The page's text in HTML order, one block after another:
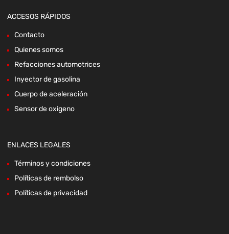
ACCESOS RÁPIDOS
Contacto
Quienes somos
Refacciones automotrices
Inyector de gasolina
Cuerpo de aceleración
Sensor de oxigeno
ENLACES LEGALES
Términos y condiciones
Políticas de rembolso
Políticas de privacidad